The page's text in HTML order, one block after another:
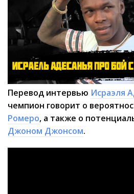
Перевод интервью Исраэля
чемпион говорит о
Ромеро, а также о
Джоном Джонсом.